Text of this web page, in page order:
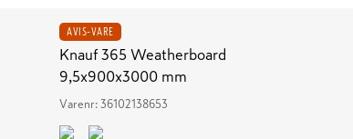
AVIS-VARE
Knauf 365 Weatherboard
9,5x900x3000 mm
Varenr: 36102138653